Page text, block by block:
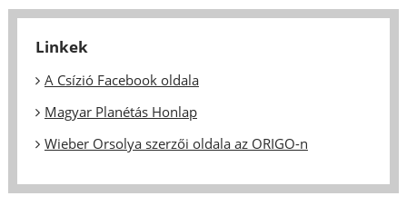
Linkek
A Csízió Facebook oldala
Magyar Planétás Honlap
Wieber Orsolya szerzői oldala az ORIGO-n